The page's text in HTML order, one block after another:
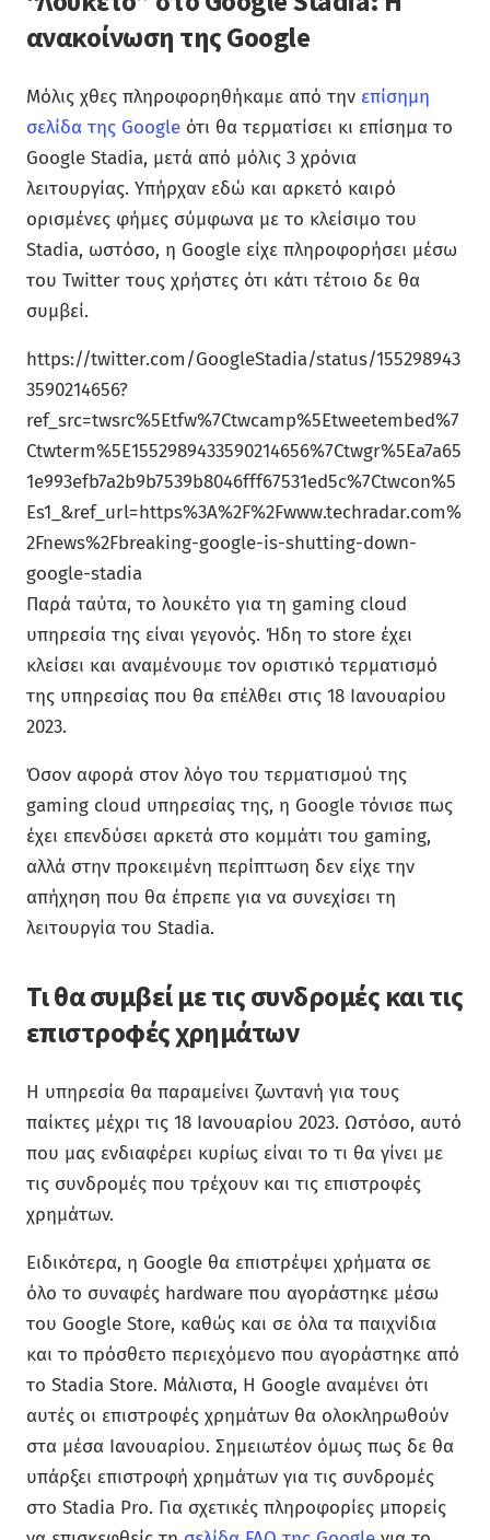
ανακοίνωση της Google
Μόλις χθες πληροφορηθήκαμε από την επίσημη
σελίδα της Google ότι θα τερματίσει κι επίσημα το
Google Stadia, μετά από μόλις 3 χρόνια
λειτουργίας. Υπήρχαν εδώ και αρκετό καιρό
ορισμένες φήμες σύμφωνα με το κλείσιμο του
Stadia, ωστόσο, η Google είχε πληροφορήσει μέσω
του Twitter τους χρήστες ότι κάτι τέτοιο δε θα
συμβεί.
https://twitter.com/GoogleStadia/status/155298943
3590214656?
ref_src=twsrc%5Etfw%7Ctwcamp%5Etweetembed%7
Ctwterm%5E1552989433590214656%7Ctwgr%5Ea7a65
1e993efb7a2b9b7539b8046fff67531ed5c%7Ctwcon%5
Es1_&ref_url=https%3A%2F%2Fwww.techradar.com%
2Fnews%2Fbreaking-google-is-shutting-down-
google-stadia
Παρά ταύτα, το λουκέτο για τη gaming cloud
υπηρεσία της είναι γεγονός. Ήδη το store έχει
κλείσει και αναμένουμε τον οριστικό τερματισμό
της υπηρεσίας που θα επέλθει στις 18 Ιανουαρίου
2023.
Όσον αφορά στον λόγο του τερματισμού της
gaming cloud υπηρεσίας της, η Google τόνισε πως
έχει επενδύσει αρκετά στο κομμάτι του gaming,
αλλά στην προκειμένη περίπτωση δεν είχε την
απήχηση που θα έπρεπε για να συνεχίσει τη
λειτουργία του Stadia.
Τι θα συμβεί με τις συνδρομές και τις
επιστροφές χρημάτων
Η υπηρεσία θα παραμείνει ζωντανή για τους
παίκτες μέχρι τις 18 Ιανουαρίου 2023. Ωστόσο, αυτό
που μας ενδιαφέρει κυρίως είναι το τι θα γίνει με
τις συνδρομές που τρέχουν και τις επιστροφές
χρημάτων.
Ειδικότερα, η Google θα επιστρέψει χρήματα σε
όλο το συναφές hardware που αγοράστηκε μέσω
του Google Store, καθώς και σε όλα τα παιχνίδια
και το πρόσθετο περιεχόμενο που αγοράστηκε από
το Stadia Store. Μάλιστα, Η Google αναμένει ότι
αυτές οι επιστροφές χρημάτων θα ολοκληρωθούν
στα μέσα Ιανουαρίου. Σημειωτέον όμως πως δε θα
υπάρξει επιστροφή χρημάτων για τις συνδρομές
στο Stadia Pro. Για σχετικές πληροφορίες μπορείς